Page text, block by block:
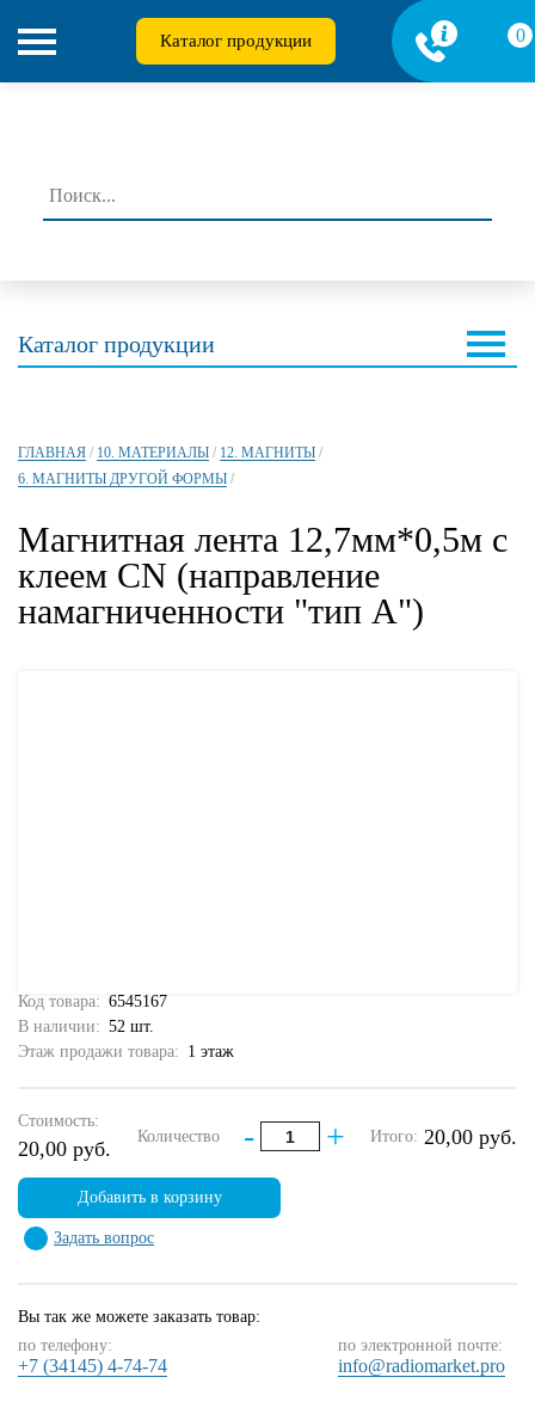
Каталог продукции 0
Каталог продукции
ГЛАВНАЯ / 10. МАТЕРИАЛЫ / 12. МАГНИТЫ /
6. МАГНИТЫ ДРУГОЙ ФОРМЫ /
Магнитная лента 12,7мм*0,5м с
клеем CN (направление
намагниченности "тип A")
Код товара: 6545167
В наличии: 52 шт.
Этаж продажи товара: 1 этаж
Стоимость:
20,00 руб.
Количество - + Итого: 20,00 руб.
Добавить в корзину
Задать вопрос
Вы так же можете заказать товар:
по телефону:
+7 (34145) 4-74-74
по электронной почте:
info@radiomarket.pro